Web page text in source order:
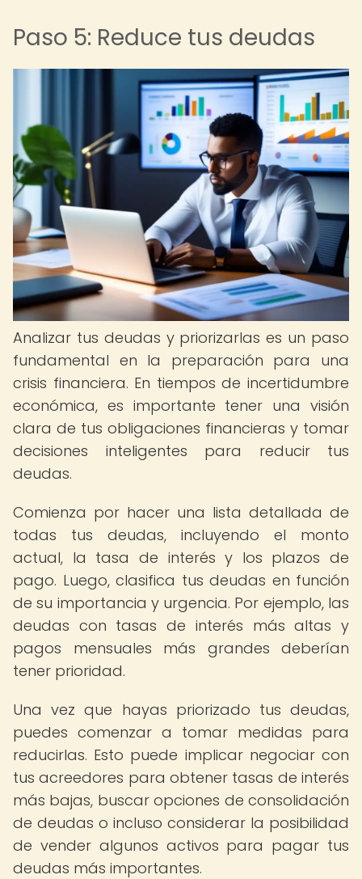
Paso 5: Reduce tus deudas
Analizar tus deudas y priorizarlas es un paso
fundamental en la preparación para una
crisis financiera. En tiempos de incertidumbre
económica, es importante tener una visión
clara de tus obligaciones financieras y tomar
decisiones inteligentes para reducir tus
deudas.
Comienza por hacer una lista detallada de
todas tus deudas, incluyendo el monto
actual, la tasa de interés y los plazos de
pago. Luego, clasifica tus deudas en función
de su importancia y urgencia. Por ejemplo, las
deudas con tasas de interés más altas y
pagos mensuales más grandes deberían
tener prioridad.
Una vez que hayas priorizado tus deudas,
puedes comenzar a tomar medidas para
reducirlas. Esto puede implicar negociar con
tus acreedores para obtener tasas de interés
más bajas, buscar opciones de consolidación
de deudas o incluso considerar la posibilidad
de vender algunos activos para pagar tus
deudas más importantes.